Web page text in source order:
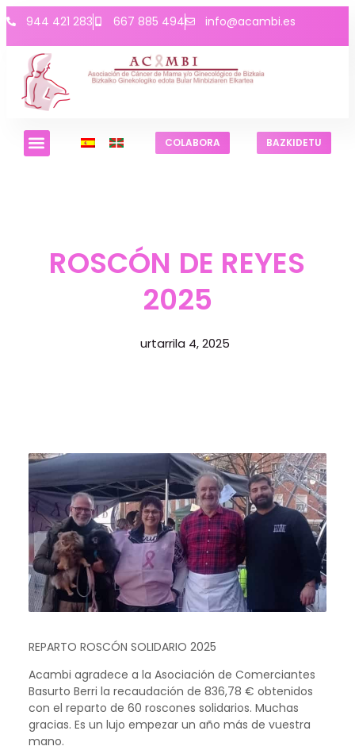
944 421 283 667 885 494 info@acambi.es
COLABORA BAZKIDETU
ROSCÓN DE REYES
2025
urtarrila 4, 2025
REPARTO ROSCÓN SOLIDARIO 2025
Acambi agradece a la Asociación de Comerciantes
Basurto Berri la recaudación de 836,78 € obtenidos
con el reparto de 60 roscones solidarios. Muchas
gracias. Es un lujo empezar un año más de vuestra
mano.